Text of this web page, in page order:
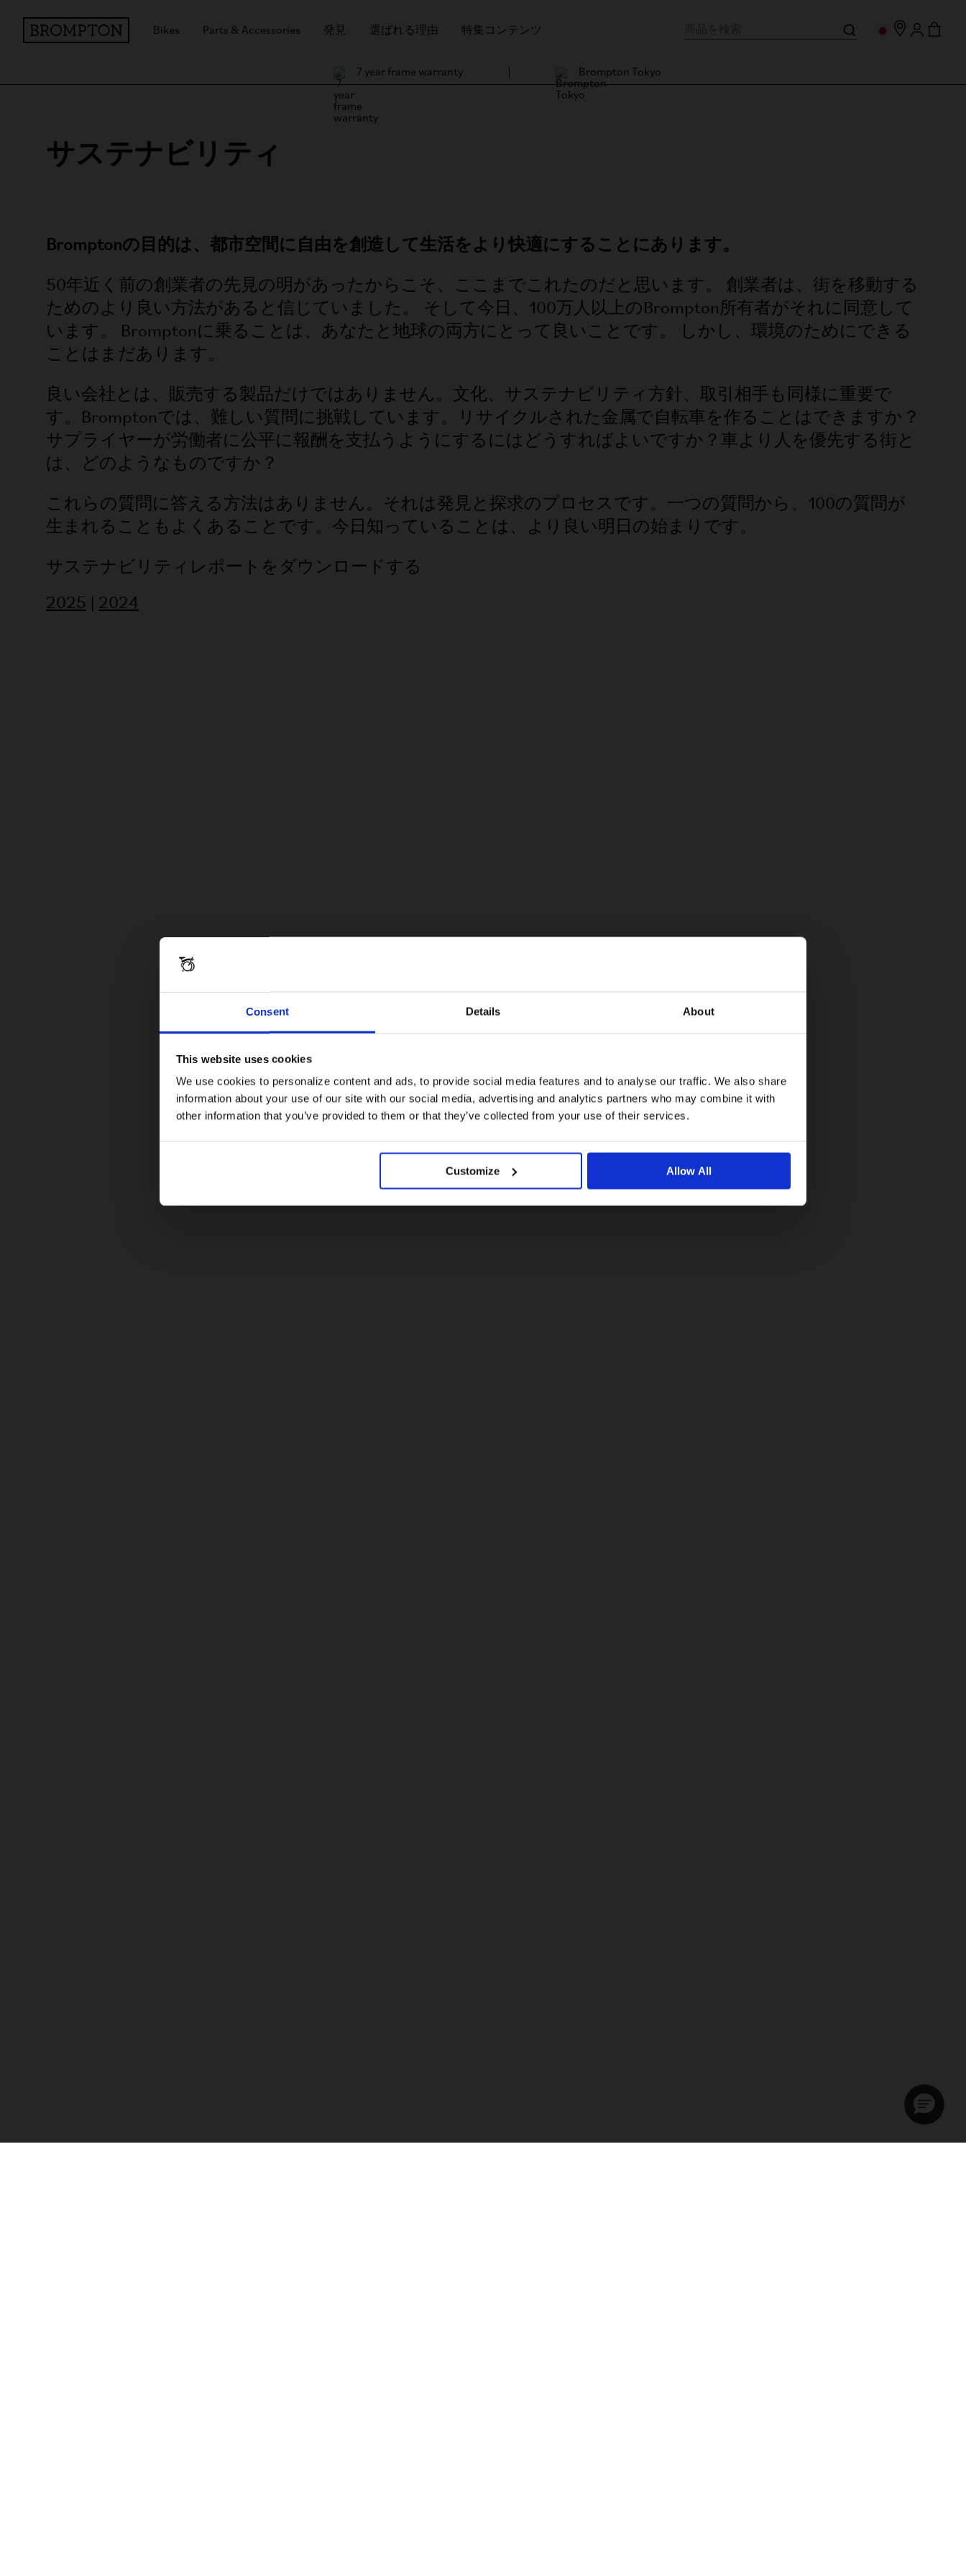
Consent Details About
This website uses cookies
We use cookies to personalize content and ads, to provide social media features and to analyse our traffic. We also share
information about your use of our site with our social media, advertising and analytics partners who may combine it with
other information that you’ve provided to them or that they’ve collected from your use of their services.
Customize Allow All
Bikes Parts & Accessories 発見 選ばれる理由 特集コンテンツ
7 year frame warranty Brompton Tokyo
サステナビリティ
Bromptonの目的は、都市空間に自由を創造して生活をより快適にすることにあります。
50年近く前の創業者の先見の明があったからこそ、ここまでこれたのだと思います。 創業者は、街を移動する
ためのより良い方法があると信じていました。 そして今日、100万人以上のBrompton所有者がそれに同意して
います。 Bromptonに乗ることは、あなたと地球の両方にとって良いことです。 しかし、環境のためにできる
ことはまだあります。
良い会社とは、販売する製品だけではありません。文化、サステナビリティ方針、取引相手も同様に重要で
す。Bromptonでは、難しい質問に挑戦しています。リサイクルされた金属で自転車を作ることはできますか？
サプライヤーが労働者に公平に報酬を支払うようにするにはどうすればよいですか？車より人を優先する街と
は、どのようなものですか？
これらの質問に答える方法はありません。それは発見と探求のプロセスです。一つの質問から、100の質問が
生まれることもよくあることです。今日知っていることは、より良い明日の始まりです。
サステナビリティレポートをダウンロードする
2025 2024
Visiting from the United States?
US website
No, stay here